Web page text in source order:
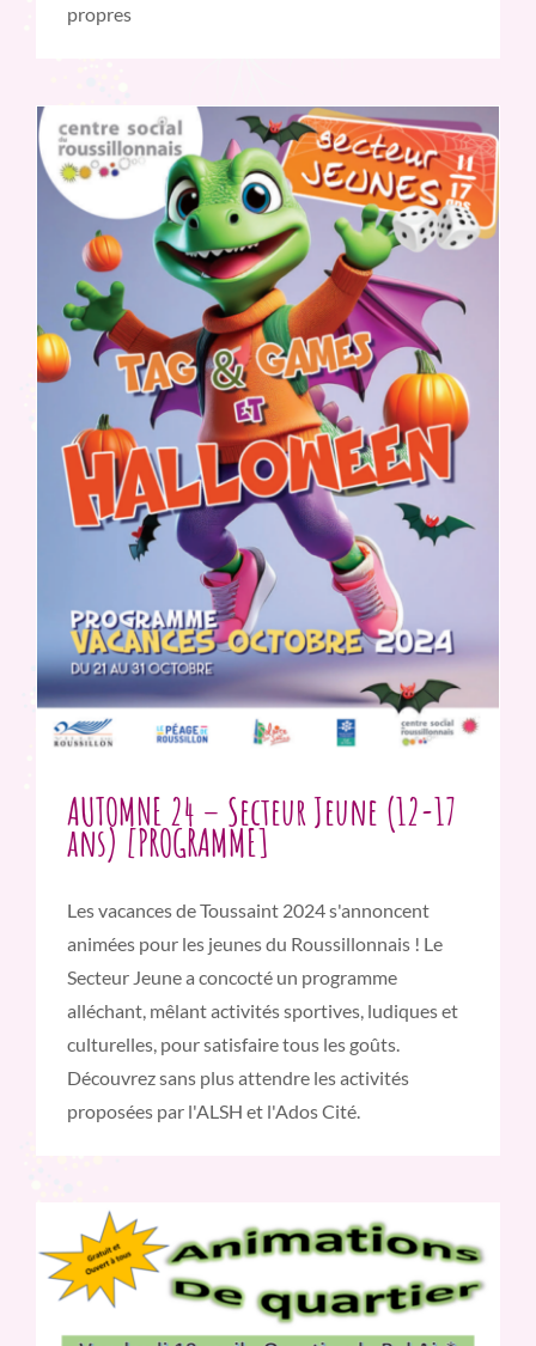
propres
AUTOMNE 24 – Secteur Jeune (12-17
ans) [PROGRAMME]
Les vacances de Toussaint 2024 s'annoncent
animées pour les jeunes du Roussillonnais ! Le
Secteur Jeune a concocté un programme
alléchant, mêlant activités sportives, ludiques et
culturelles, pour satisfaire tous les goûts.
Découvrez sans plus attendre les activités
proposées par l'ALSH et l'Ados Cité.